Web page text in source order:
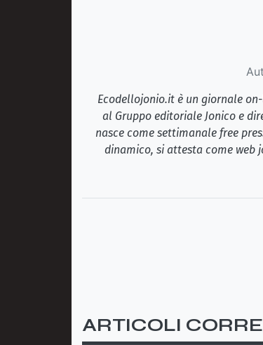
Ecodellojonio.it è un giornale
al Gruppo editoriale Jonico e
nasce come settimanale free
dinamico, si attesta come web
ARTICOLI